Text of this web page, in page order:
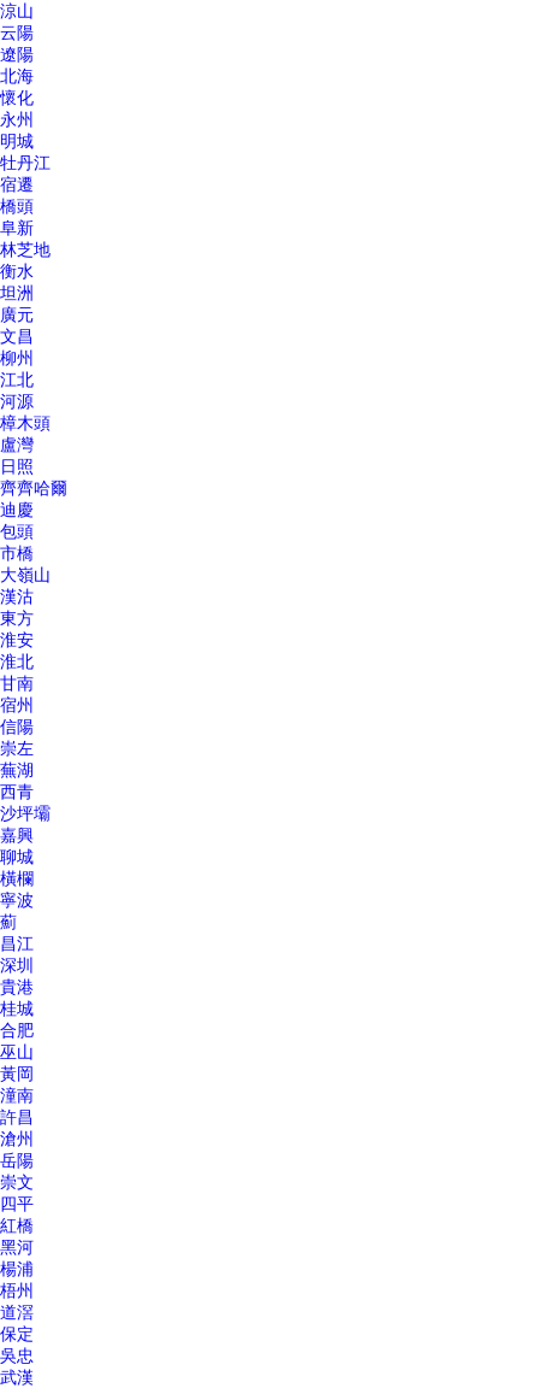
涼山
云陽
遼陽
北海
懷化
永州
明城
牡丹江
宿遷
橋頭
阜新
林芝地
衡水
坦洲
廣元
文昌
柳州
江北
河源
樟木頭
盧灣
日照
齊齊哈爾
迪慶
包頭
市橋
大嶺山
漢沽
東方
淮安
淮北
甘南
宿州
信陽
崇左
蕪湖
西青
沙坪壩
嘉興
聊城
橫欄
寧波
薊
昌江
深圳
貴港
桂城
合肥
巫山
黃岡
潼南
許昌
滄州
岳陽
崇文
四平
紅橋
黑河
楊浦
梧州
道滘
保定
吳忠
武漢